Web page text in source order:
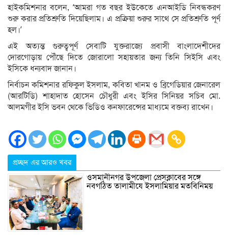
হাইকমিশনার বলেন, ‘আমরা গত বছর ইউকেতে এনআইডি নিবন্ধকরণ
শুরু করার প্রতিশ্রুতি দিয়েছিলাম। এ প্রক্রিয়া শুরুর সাথে সে প্রতিশ্রুতি পূর্ণ
হল।’
এই অত্যন্ত গুরুত্বপূর্ণ সেবাটি যুক্তরাজ্যে প্রবাসী বাংলাদেশীদের
দোরগোড়ায় পৌঁছে দিতে জোরালো সহায়তার জন্য তিনি সিইসি এবং
ইসিকে ধন্যবাদ জানান।
নির্বাচন কমিশনার রফিকুল ইসলাম, কবিতা খানম ও ব্রিগেডিয়ার জেনারেল
(আরটিডি) শাহাদাত হোসেন চৌধুরী এবং ইসির সিনিয়র সচিব মো.
আলমগীর ইসি ভবন থেকে ভিডিও কনফারেন্সের মাধ্যমে বক্তব্য রাখেন।
প্রচ্ছদ এর আরও খবর
ওসমানীনগর উপজেলা প্রেসক্লাবের সঙ্গে
নবগঠিত তালামীযে ইসলামিয়ার মতবিনিময়